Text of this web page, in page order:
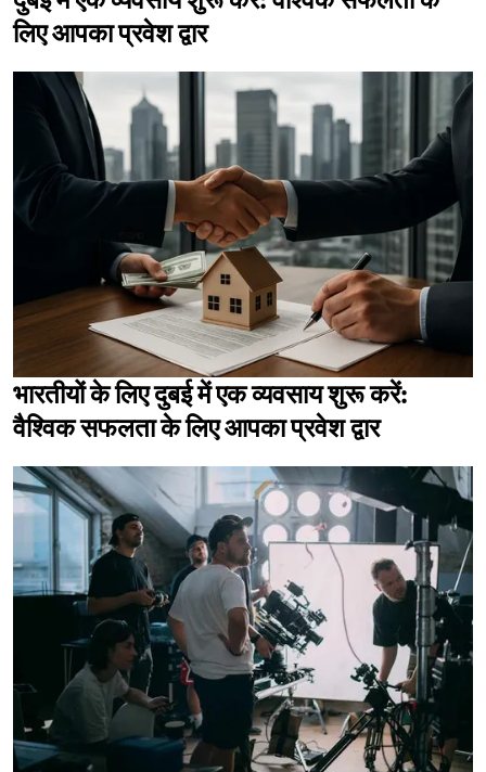
लिए आपका प्रवेश द्वार
भारतीयों के लिए दुबई में एक व्यवसाय शुरू करें:
वैश्विक सफलता के लिए आपका प्रवेश द्वार